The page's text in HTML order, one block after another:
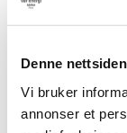
Denne
Vi bruker
annonser et